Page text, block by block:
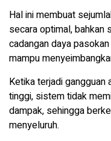
Hal ini membuat
secara optimal, bahkan
cadangan daya
mampu
Ketika terjadi gangguan
tinggi, sistem tidak
dampak, sehingga
menyeluruh.